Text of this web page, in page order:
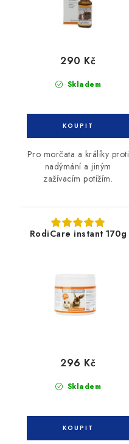
Skladem
290 Kč
Pro morčata a králíky proti
nadýmání a jiným
zažívacím potížím.
RodiCare instant 170g
Skladem
296 Kč